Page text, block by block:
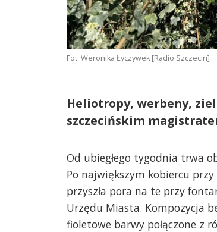
Fot. Weronika Łyczywek [Radio Szczecin]
Heliotropy, werbeny,
szczecińskim
Od ubiegłego tygodnia trwa
Po największym kobiercu
przyszła pora na te przy
Urzędu Miasta. Kompozycja
fioletowe barwy połączone z